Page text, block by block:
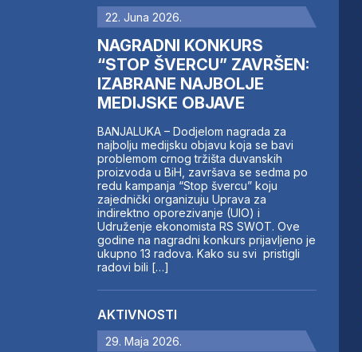
22. Juna 2026.
NAGRADNI KONKURS
“STOP ŠVERCU” ZAVRŠEN:
IZABRANE NAJBOLJE
MEDIJSKE OBJAVE
BANJALUKA – Dodjelom nagrada za
najbolju medijsku objavu koja se bavi
problemom crnog tržišta duvanskih
proizvoda u BiH, završava se sedma po
redu kampanja “Stop švercu” koju
zajednički organizuju Uprava za
indirektno oporezivanje (UIO) i
Udruženje ekonomista RS SWOT. Ove
godine na nagradni konkurs prijavljeno je
ukupno 13 radova. Kako su svi pristigli
radovi bili […]
AKTIVNOSTI
29. Maja 2026.